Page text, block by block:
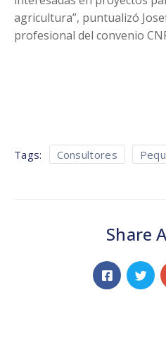
agricultura”, puntualizó
profesional del convenio
Tags: Consultores
Share